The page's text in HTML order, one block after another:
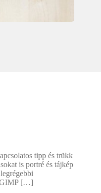
tipp és trükk
is portré és tájkép
GIMP […]